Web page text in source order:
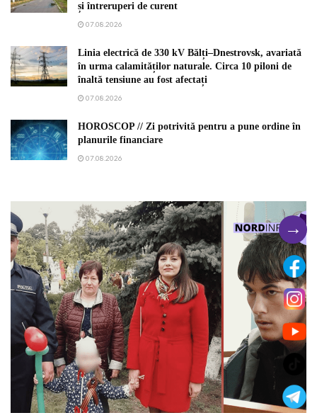
și întreruperi de curent
07.08.2026
Linia electrică de 330 kV Bălți–Dnestrovsk, avariată
în urma calamităților naturale. Circa 10 piloni de
înaltă tensiune au fost afectați
07.08.2026
HOROSCOP // Zi potrivită pentru a pune ordine în
planurile financiare
07.08.2026
→